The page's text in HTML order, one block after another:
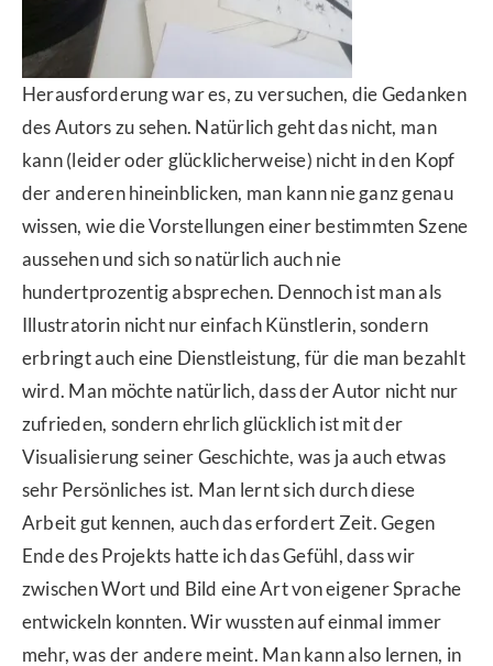
Herausforderung war es, zu versuchen, die Gedanken
des Autors zu sehen. Natürlich geht das nicht, man
kann (leider oder glücklicherweise) nicht in den Kopf
der anderen hineinblicken, man kann nie ganz genau
wissen, wie die Vorstellungen einer bestimmten Szene
aussehen und sich so natürlich auch nie
hundertprozentig absprechen. Dennoch ist man als
Illustratorin nicht nur einfach Künstlerin, sondern
erbringt auch eine Dienstleistung, für die man bezahlt
wird. Man möchte natürlich, dass der Autor nicht nur
zufrieden, sondern ehrlich glücklich ist mit der
Visualisierung seiner Geschichte, was ja auch etwas
sehr Persönliches ist. Man lernt sich durch diese
Arbeit gut kennen, auch das erfordert Zeit. Gegen
Ende des Projekts hatte ich das Gefühl, dass wir
zwischen Wort und Bild eine Art von eigener Sprache
entwickeln konnten. Wir wussten auf einmal immer
mehr, was der andere meint. Man kann also lernen, in